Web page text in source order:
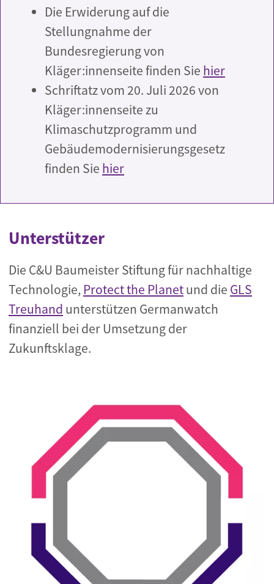
Die Erwiderung auf die
Stellungnahme der
Bundesregierung von
Kläger:innenseite finden Sie hier
Schriftatz vom 20. Juli 2026 von
Kläger:innenseite zu
Klimaschutzprogramm und
Gebäudemodernisierungsgesetz
finden Sie hier
Unterstützer
Die C&U Baumeister Stiftung für nachhaltige
Technologie, Protect the Planetund die GLS
Treuhand unterstützen Germanwatch
finanziell bei der Umsetzung der
Zukunftsklage.